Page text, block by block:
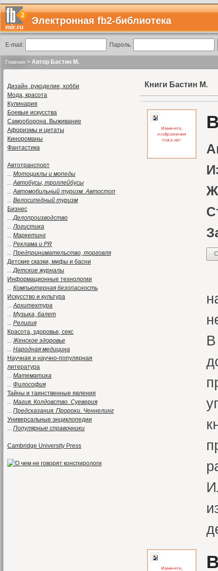
Электронная fb2-библиотека
E-mail: Пароль:
Главная > Автор Бастин М.
Дизайн, рукоделие, хобби
Мода, красота
Кулинария
Боевые искусства
Самооборона. Выживание
Афоризмы и цитаты
Кинороманы
Фантастика
Автотранспорт
... Мотоциклы и мопеды
...Автобусы, троллейбусы
...Автомобильный туризм. Автостоп
... Велосипедный туризм
Бизнес
...Делопроизводство
...Логистика
... Маркетинг
... Реклама и PR
... Предпринимательство, торговля
Детские сказки, мифы и басни
...Детские журналы
Информационные технологии
... Компьютерная безопасность
Искусство и культура
...Архитектура
... Музыка, балет
... Религия
Красота, здоровье, секс
...Женское здоровье
... Народная медицина
Научная и научно-популярная
литература
... Математика
... Философия
Тайны и таинственные явления
... Магия. Колдовство. Суеверия
... Предсказания. Пророки. Ченнелинг
Универсальные энциклопедии
... Популярные справочники
Cambridge University Press
Книги Бастин М.
В